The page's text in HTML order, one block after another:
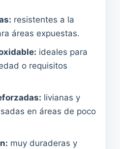
resistentes a la
áreas expuestas.
ideales para
o requisitos
livianas y
en áreas de poco
muy duraderas y